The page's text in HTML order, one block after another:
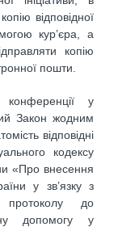
відповідної
кур’єра, а
копію
пошти.
у
Закон жодним
відповідні
кодексу
«Про внесення
у зв’язку з
протоколу до
допомогу у